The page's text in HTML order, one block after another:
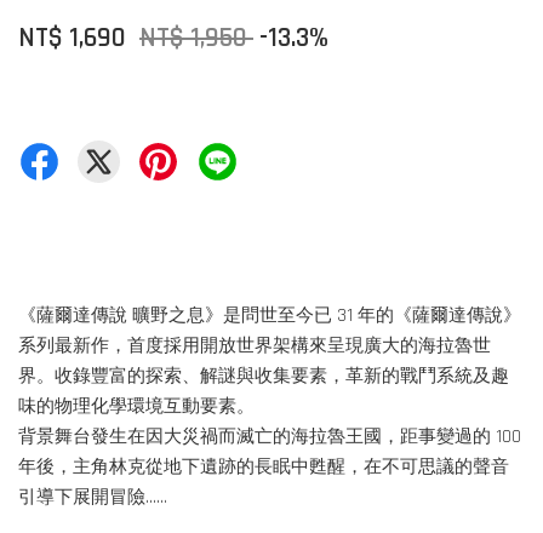
NT$ 1,690 NT$ 1,950 -13.3%
《薩爾達傳說 曠野之息》是問世至今已 31 年的《薩爾達傳說》
系列最新作，首度採用開放世界架構來呈現廣大的海拉魯世
界。收錄豐富的探索、解謎與收集要素，革新的戰鬥系統及趣
味的物理化學環境互動要素。
背景舞台發生在因大災禍而滅亡的海拉魯王國，距事變過的 100
年後，主角林克從地下遺跡的長眠中甦醒，在不可思議的聲音
引導下展開冒險......